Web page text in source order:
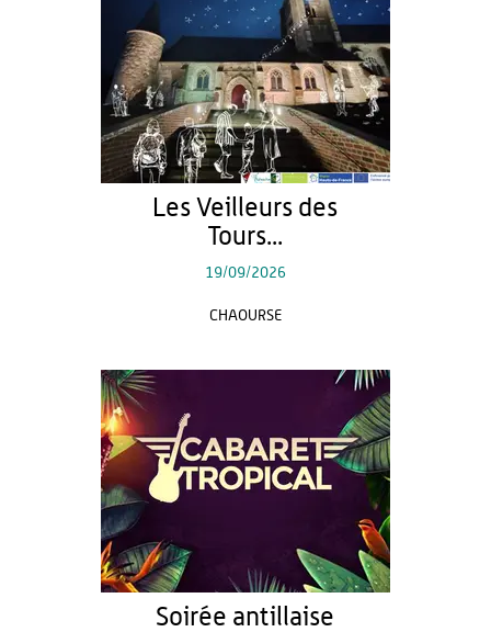
Les Veilleurs des
Tours...
19/09/2026
CHAOURSE
Soirée antillaise